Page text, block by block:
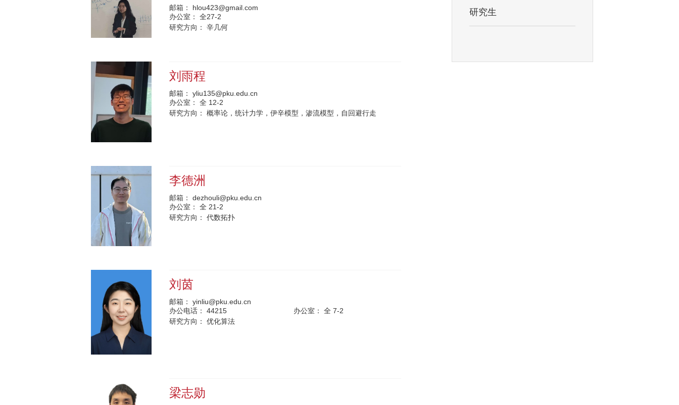
邮箱：
hlou423@gmail.com
办公室：
全27-2
研究方向：
辛几何
刘雨程
邮箱：
yliu135@pku.edu.cn
办公室：
全 12-2
研究方向：
概率论，统计力学，伊辛模型，渗流模型，自回避行走
李德洲
邮箱：
dezhouli@pku.edu.cn
办公室：
全 21-2
研究方向：
代数拓扑
刘茵
邮箱：
yinliu@pku.edu.cn
办公电话：
44215 办公室：
全 7-2
研究方向：
优化算法
梁志勋
研究生